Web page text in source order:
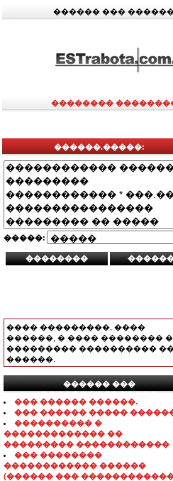
������ ���
��������
������.�����:
�����:
���� ���������, ����
������, � ���� �������� �
��������� ���������� ��
������.
������ ���
���������������
��� ������ ������.
��� ������ �����
���������� �
������������� ��
��������� ������������
��� ��������
������������ ������
(������ ���